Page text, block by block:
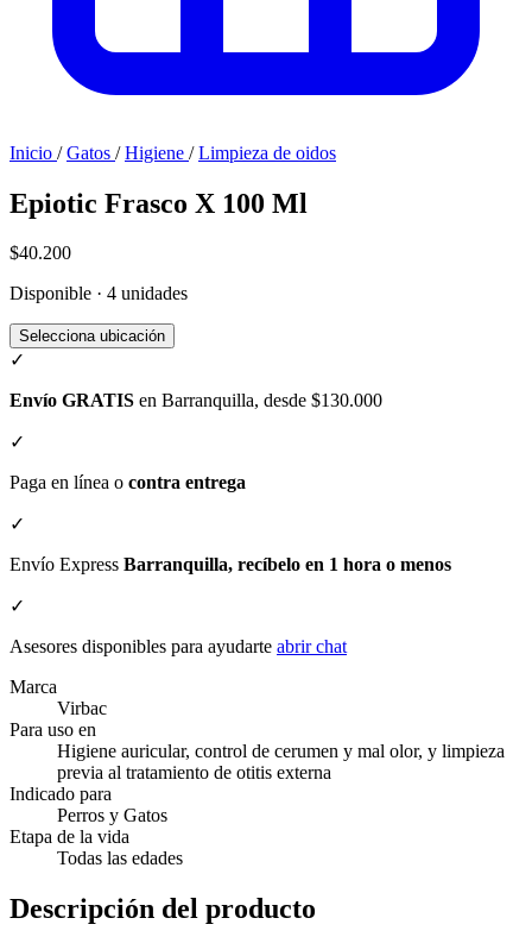
Inicio / Gatos / Higiene / Limpieza de oidos
Epiotic Frasco X 100 Ml
$40.200
Disponible · 4 unidades
Selecciona ubicación
✓
Envío GRATIS en Barranquilla, desde $130.000
✓
Paga en línea o contra entrega
✓
Envío Express Barranquilla, recíbelo en 1 hora o menos
✓
Asesores disponibles para ayudarte abrir chat
Marca
Virbac
Para uso en
Higiene auricular, control de cerumen y mal olor, y limpieza
previa al tratamiento de otitis externa
Indicado para
Perros y Gatos
Etapa de la vida
Todas las edades
Descripción del producto